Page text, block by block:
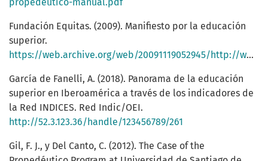
propedeutico-manual.pdf
Fundación Equitas. (2009). Manifiesto por la educación
superior.
https://web.archive.org/web/20091119052945/http://www.fundacionequitas.org/campañas/manifiesto
García de Fanelli, A. (2018). Panorama de la educación
superior en Iberoamérica a través de los indicadores de
la Red INDICES. Red Indic/OEI.
http://52.3.123.36/handle/123456789/261
Gil, F. J., y Del Canto, C. (2012). The Case of the